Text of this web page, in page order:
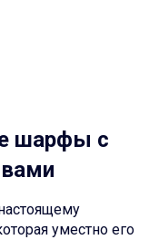
шарфы с
уместно его